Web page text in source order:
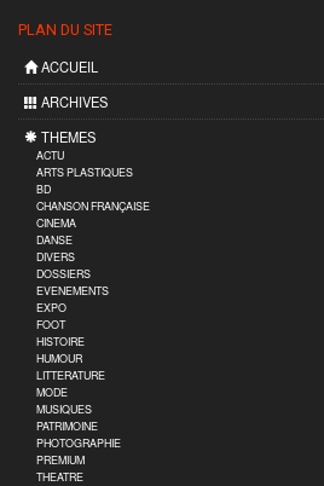
PLAN DU SITE
ACCUEIL
ARCHIVES
THEMES
ACTU
ARTS PLASTIQUES
BD
CHANSON FRANÇAISE
CINEMA
DANSE
DIVERS
DOSSIERS
EVENEMENTS
EXPO
FOOT
HISTOIRE
HUMOUR
LITTERATURE
MODE
MUSIQUES
PATRIMOINE
PHOTOGRAPHIE
PREMIUM
THEATRE